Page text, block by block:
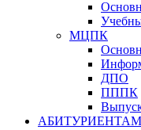
МЦПК
ДПО
ПППК
АБИТУРИЕНТАМ